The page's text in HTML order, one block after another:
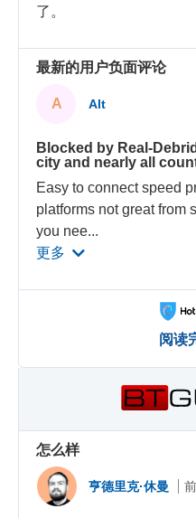
了。
最新的用户负面评论
A Alt
Blocked by Real-
city and nearly all
Easy to connect speed
platforms not great from
you nee...
更多
阅读
怎么样
亨德里克·休曼